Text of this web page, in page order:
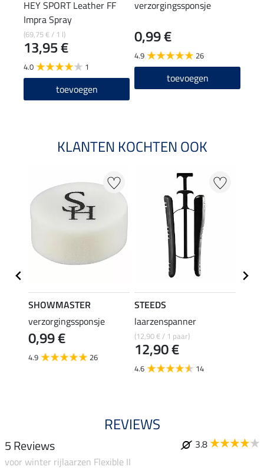
HEY SPORT Leather FF
Impra Spray
(69,75 € / 1 l)
13,95 €
4.0 1
toevoegen
verzorgingssponsje
0,99 €
4.9 26
toevoegen
KLANTEN KOCHTEN OOK
SHOWMASTER
verzorgingssponsje
0,99 €
4.9 26
STEEDS
laarzenspanner
(12,90 € / 1 paar)
12,90 €
4.6 14
REVIEWS
5 Reviews
3.8
voor winter rijlaarzen Flexible II